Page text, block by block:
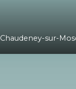
Chaudeney-sur-